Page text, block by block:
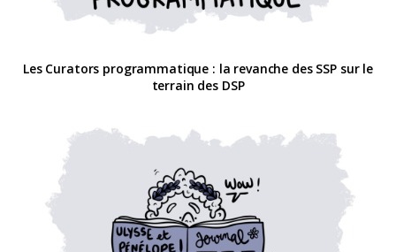
Les Curators programmatique : la revanche des SSP sur le
terrain des DSP